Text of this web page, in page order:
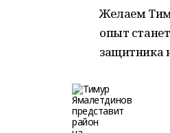
Желаем
опыт
защитника